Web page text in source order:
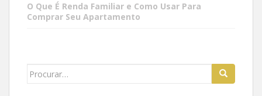
O Que É Renda Familiar e Como Usar Para
Comprar Seu Apartamento
Search